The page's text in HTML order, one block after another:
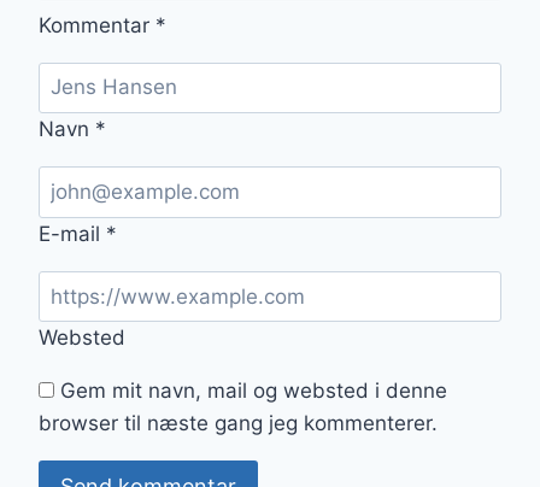
Kommentar *
Navn *
E-mail *
Websted
Gem mit navn, mail og websted i denne
browser til næste gang jeg kommenterer.